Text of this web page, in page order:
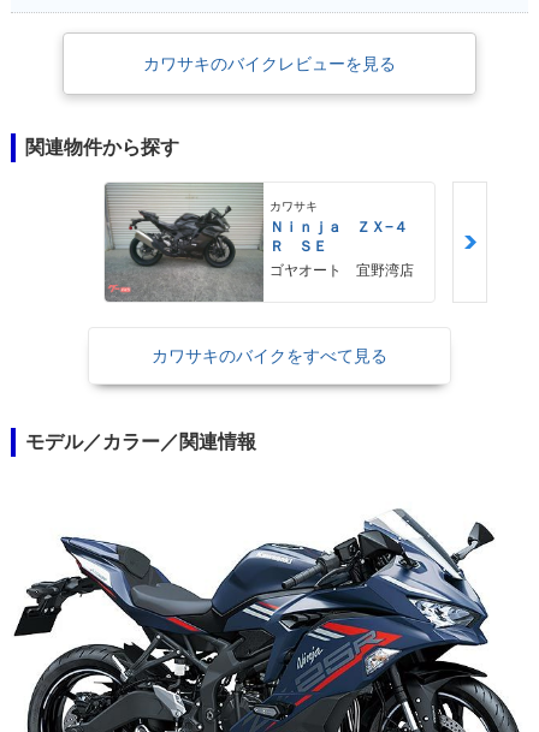
カワサキのバイクレビューを見る
関連物件から探す
カワサキ
Ｎｉｎｊａ ＺＸ−４
Ｒ ＳＥ
ゴヤオート 宜野湾店
カワサキのバイクをすべて見る
モデル／カラー／関連情報